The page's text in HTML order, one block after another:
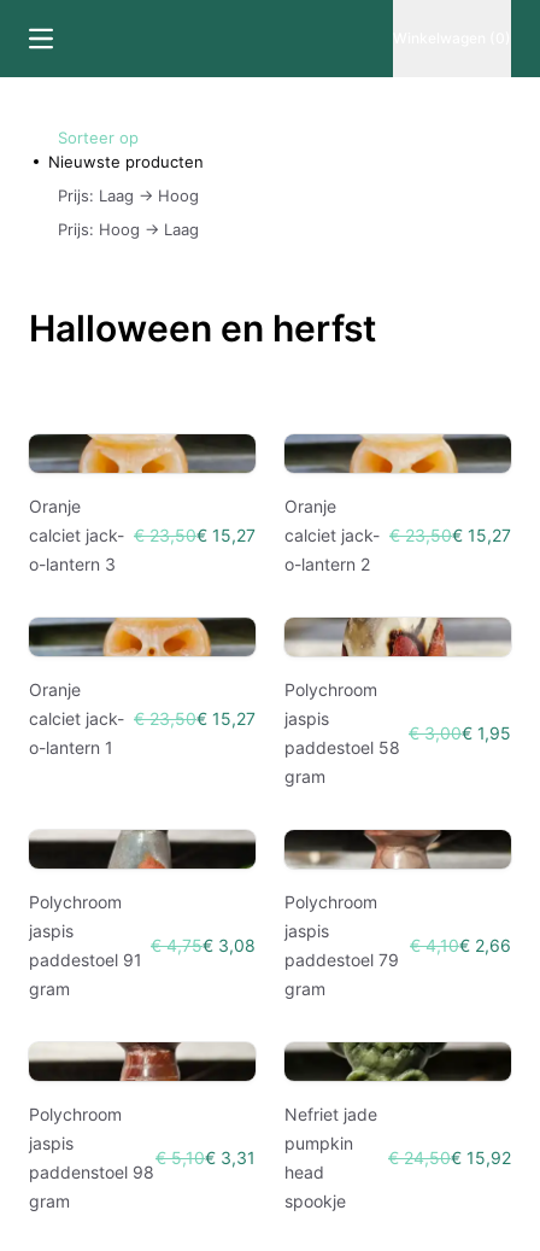
Sorteer op
Nieuwste producten
Prijs: Laag -> Hoog
Prijs: Hoog -> Laag
Halloween en herfst
Oranje
calciet jack-
o-lantern 3
€ 23,50€ 15,27
Oranje
calciet jack-
o-lantern 2
€ 23,50€ 15,27
Oranje
calciet jack-
o-lantern 1
€ 23,50€ 15,27
Polychroom
jaspis
paddestoel 58
gram
€ 3,00€ 1,95
Polychroom
jaspis
paddestoel 91
gram
€ 4,75€ 3,08
Polychroom
jaspis
paddestoel 79
gram
€ 4,10€ 2,66
Polychroom
jaspis
paddenstoel 98
gram
€ 5,10€ 3,31
Nefriet jade
pumpkin
head
spookje
€ 24,50€ 15,92